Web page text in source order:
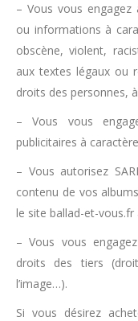
– Vous vous
ou informations à
obscène, violent,
aux textes légaux ou
droits des personnes,
– Vous vous
publicitaires à
– Vous autorisez
contenu de vos
le site ballad-et-vous.fr
– Vous vous
droits des tiers
l’image…).
Si vous désirez